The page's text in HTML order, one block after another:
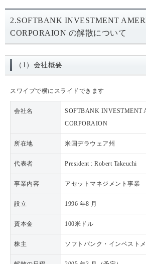
2.SOFTBANK INVESTMENT
CORPORAION の解散について
（1）会社概要
スワイプで横にスライドできます
会社名
SOFTBANK INVESTMENT
CORPORAION
所在地 米国デラウェア州
代表者 President : Robert Takeuchi
事業内容 アセットマネジメント事業
設立 1996 年8 月
資本金 100米ドル
株主 ソフトバンク・インベスト